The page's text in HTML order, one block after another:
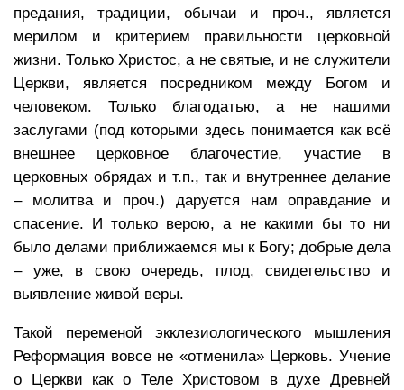
предания, традиции, обычаи и проч., является
мерилом и критерием правильности церковной
жизни. Только Христос, а не святые, и не служители
Церкви, является посредником между Богом и
человеком. Только благодатью, а не нашими
заслугами (под которыми здесь понимается как всё
внешнее церковное благочестие, участие в
церковных обрядах и т.п., так и внутреннее делание
– молитва и проч.) даруется нам оправдание и
спасение. И только верою, а не какими бы то ни
было делами приближаемся мы к Богу; добрые дела
– уже, в свою очередь, плод, свидетельство и
выявление живой веры.
Такой переменой экклезиологического мышления
Реформация вовсе не «отменила» Церковь. Учение
о Церкви как о Теле Христовом в духе Древней